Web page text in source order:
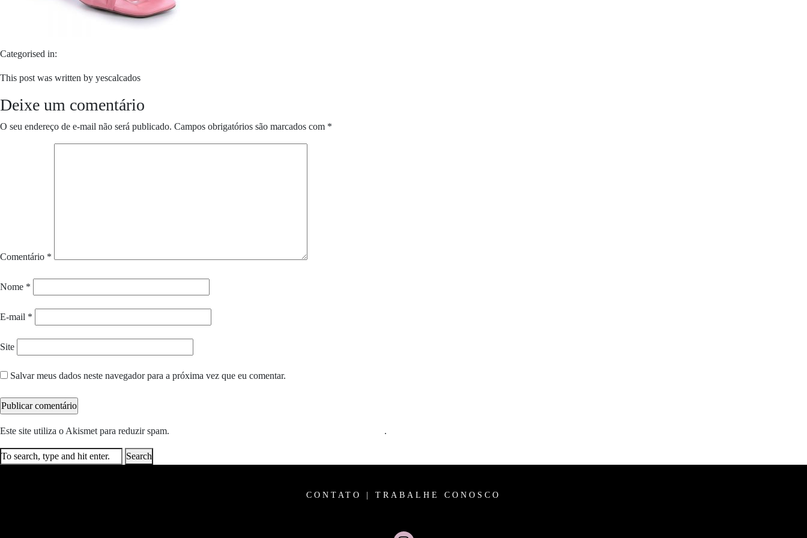
Categorised in:
This post was written by yescalcados
Deixe um comentário
O seu endereço de e-mail não será publicado. Campos obrigatórios são marcados com *
Comentário *
Nome *
E-mail *
Site
Salvar meus dados neste navegador para a próxima vez que eu comentar.
Este site utiliza o Akismet para reduzir spam. .
Search
CONTATO TRABALHE CONOSCO